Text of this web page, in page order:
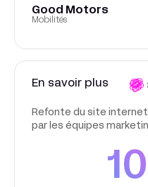
Good Motors
Mobilités
Refonte du site
par les équipes
En savoir plus